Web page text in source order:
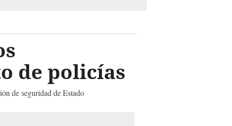
de policías
de seguridad de Estado